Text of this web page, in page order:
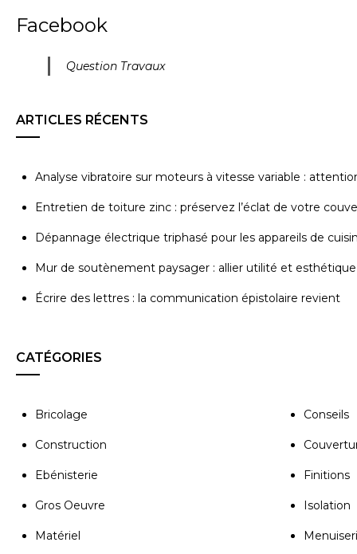
Facebook
Question Travaux
ARTICLES RÉCENTS
Analyse vibratoire sur moteurs à vitesse variable :
Entretien de toiture zinc : préservez l’éclat de votre
Dépannage électrique triphasé pour les appareils de
Mur de soutènement paysager : allier utilité et esthétique
Écrire des lettres : la communication épistolaire revient
CATÉGORIES
Bricolage Conseils
Construction
Ebénisterie Finitions
Gros Oeuvre Isolation
Matériel